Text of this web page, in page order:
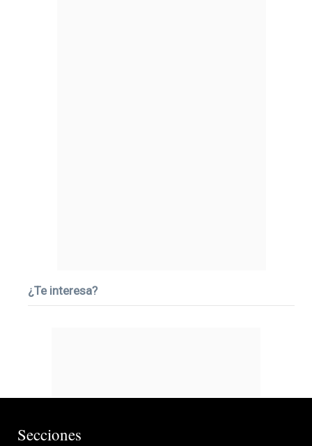
¿Te interesa?
Secciones